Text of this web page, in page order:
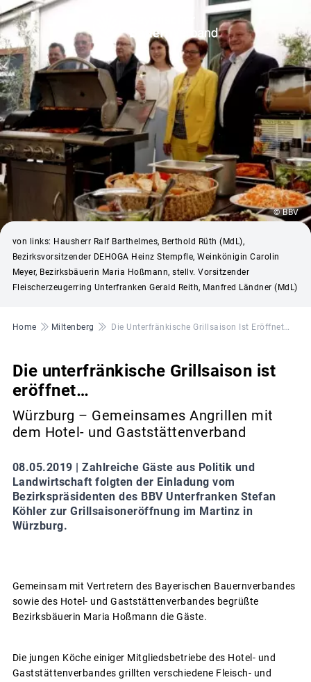
© BBV
von links: Hausherr Ralf Barthelmes, Berthold Rüth (MdL),
Bezirksvorsitzender DEHOGA Heinz Stempfle, Weinkönigin Carolin
Meyer, Bezirksbäuerin Maria Hoßmann, stellv. Vorsitzender
Fleischerzeugerring Unterfranken Gerald Reith, Manfred Ländner (MdL)
Pfadnavigation
Home Miltenberg Die Unterfränkische Grillsaison Ist Eröffnet…
Die unterfränkische Grillsaison ist
eröffnet…
Würzburg – Gemeinsames Angrillen mit
dem Hotel- und Gaststättenverband
08.05.2019 | Zahlreiche Gäste aus Politik und
Landwirtschaft folgten der Einladung vom
Bezirkspräsidenten des BBV Unterfranken Stefan
Köhler zur Grillsaisoneröffnung im Martinz in
Würzburg.
Gemeinsam mit Vertretern des Bayerischen Bauernverbandes
sowie des Hotel- und Gaststättenverbandes begrüßte
Bezirksbäuerin Maria Hoßmann die Gäste.
Die jungen Köche einiger Mitgliedsbetriebe des Hotel- und
Gaststättenverbandes grillten verschiedene Fleisch- und